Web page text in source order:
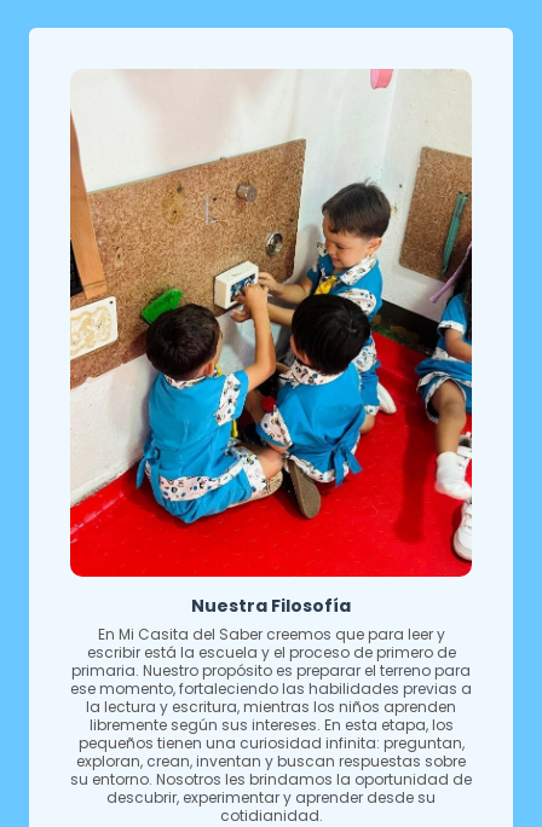
Nuestra Filosofía
En Mi Casita del Saber creemos que para leer y
escribir está la escuela y el proceso de primero de
primaria. Nuestro propósito es preparar el terreno para
ese momento, fortaleciendo las habilidades previas a
la lectura y escritura, mientras los niños aprenden
libremente según sus intereses. En esta etapa, los
pequeños tienen una curiosidad infinita: preguntan,
exploran, crean, inventan y buscan respuestas sobre
su entorno. Nosotros les brindamos la oportunidad de
descubrir, experimentar y aprender desde su
cotidianidad.